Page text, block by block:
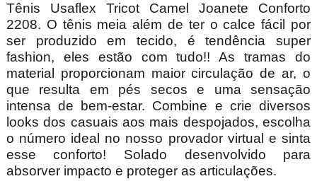
Tênis Usaflex Tricot Camel Joanete Conforto
2208. O tênis meia além de ter o calce fácil por
ser produzido em tecido, é tendência super
fashion, eles estão com tudo!! As tramas do
material proporcionam maior circulação de ar, o
que resulta em pés secos e uma sensação
intensa de bem-estar. Combine e crie diversos
looks dos casuais aos mais despojados, escolha
o número ideal no nosso provador virtual e sinta
esse conforto! Solado desenvolvido para
absorver impacto e proteger as articulações.